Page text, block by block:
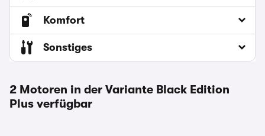
Komfort
Sonstiges
2 Motoren in der Variante Black Edition
Plus verfügbar